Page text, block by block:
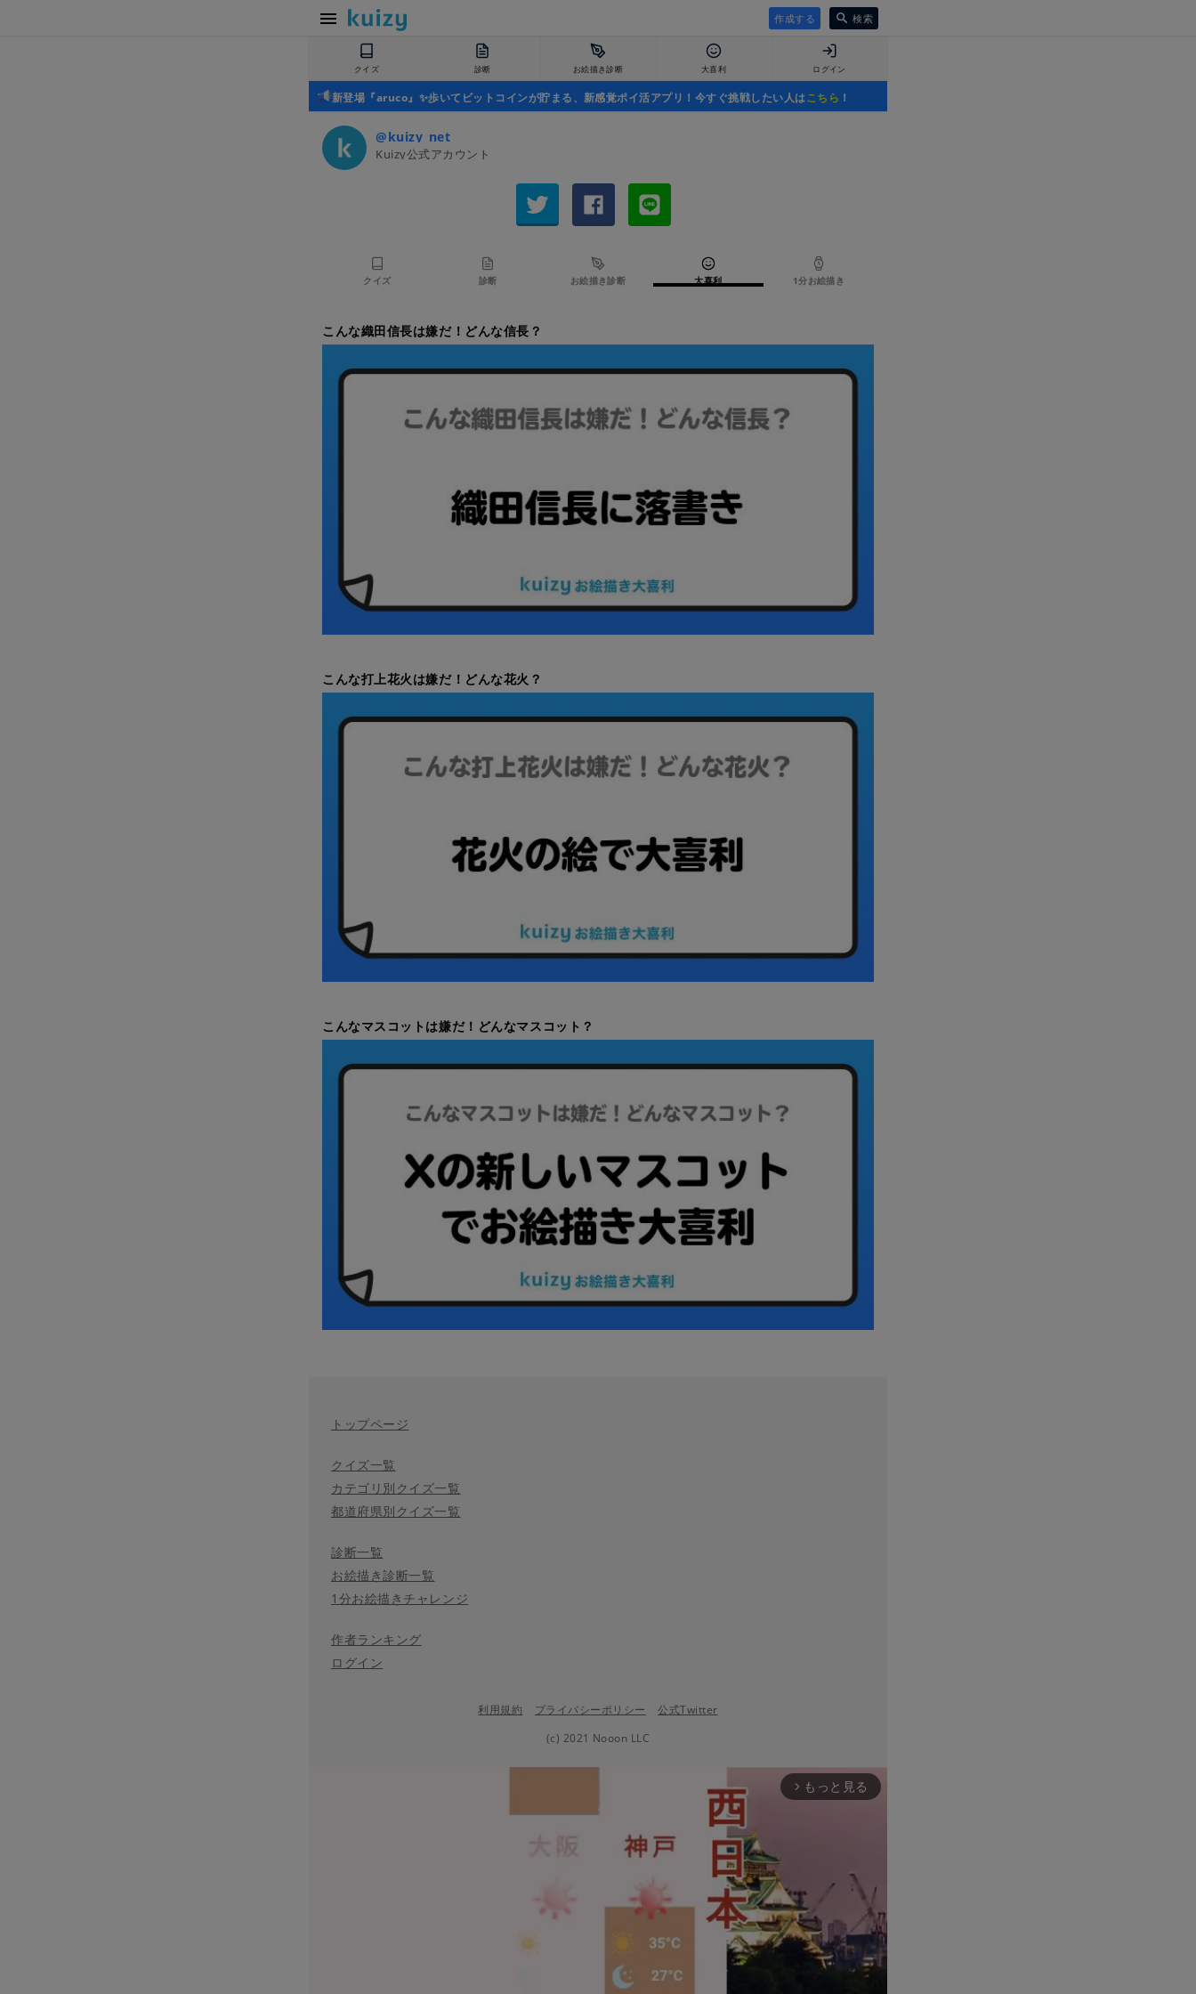
作成する 検索
クイズ 診断 お絵描き診断 大喜利 ログイン
新登場『aruco』✨歩いてビットコインが貯まる、新感覚ポイ活アプリ！今すぐ挑戦したい人はこちら ！
@kuizy_net
Kuizy公式アカウント
クイズ 診断 お絵描き診断 大喜利 1分お絵描き
こんな織田信長は嫌だ！どんな信長？
こんな打上花火は嫌だ！どんな花火？
こんなマスコットは嫌だ！どんなマスコット？
トップページ
クイズ一覧
カテゴリ別クイズ一覧
都道府県別クイズ一覧
診断一覧
お絵描き診断一覧
1分お絵描きチャレンジ
作者ランキング
ログイン
利用規約 プライバシーポリシー
公式Twitter
(c) 2021 Nooon LLC
arrow_forward_ios もっと見る